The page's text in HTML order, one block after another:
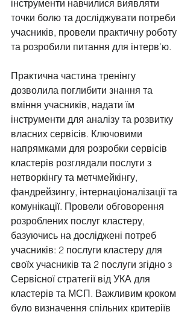
інструменти навчилися виявляти
точки болю та досліджувати потреби
учасників, провели практичну роботу
та розробили питання для інтерв’ю.
Практична частина тренінгу
дозволила поглибити знання та
вміння учасників, надати їм
інструменти для аналізу та розвитку
власних сервісів. Ключовими
напрямками для розробки сервісів
кластерів розглядали послуги з
нетворкінгу та метчмейкінгу,
фандрейзингу, інтернаціоналізації та
комунікації. Провели обговорення
розроблених послуг кластеру,
базуючись на досліджені потреб
учасників: 2 послуги кластеру для
своїх учасників та 2 послуги згідно з
Сервісної стратегії від УКА для
кластерів та МСП. Важливим кроком
було визначення спільних критеріїв